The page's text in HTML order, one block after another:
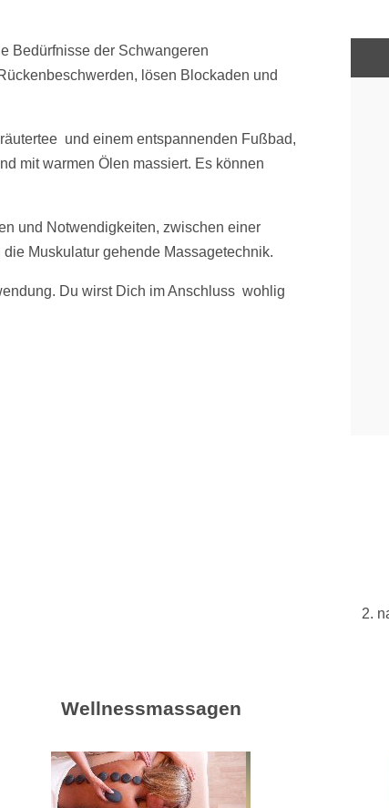
Bedürfnisse der Schwangeren
lösen Blockaden und
und einem entspannenden Fußbad,
mit warmen Ölen massiert. Es können
und Notwendigkeiten, zwischen einer
Muskulatur gehende Massagetechnik.
Du wirst Dich im Anschluss wohlig
2.
Wellnessmassagen